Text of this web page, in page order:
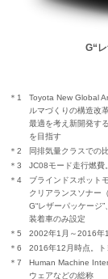
G“
＊1 Toyota New Global
ルマづくりの構造改革
最適を考え新開発す
を目指す
＊2
同排気量クラスでの
＊3
JC08モード走行燃費
＊4
ブラインドスポット
クリアランスソナー
G“レザーパッケージ”、
装着車のみ設定
＊5
2002年1月～2016年
＊6
2016年12月時点。ト
＊7
Human Machine
ウェアなどの総称